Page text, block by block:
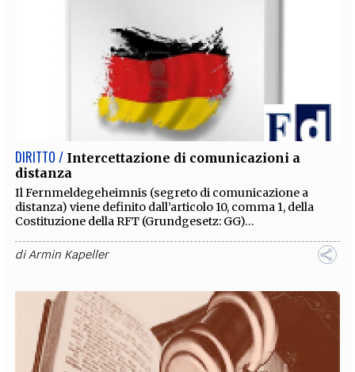
DIRITTO / Intercettazione di comunicazioni a
distanza
Il Fernmeldegeheimnis (segreto di comunicazione a
distanza) viene definito dall’articolo 10, comma 1, della
Costituzione della RFT (Grundgesetz: GG)...
diArmin Kapeller